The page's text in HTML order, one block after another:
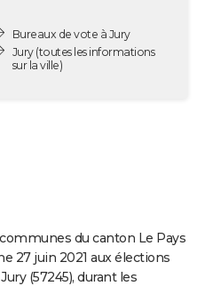
Bureaux de vote à Jury
Jury(toutes les informations
sur la ville)
du canton Le Pays
27 juin 2021 aux élections
(57245), durant les